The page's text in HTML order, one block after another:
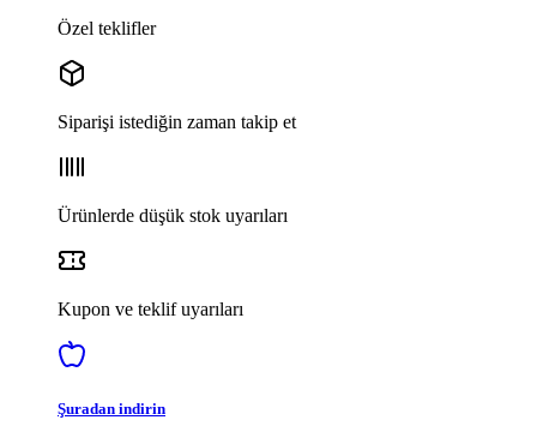
Özel teklifler
Siparişi istediğin zaman takip et
Ürünlerde düşük stok uyarıları
Kupon ve teklif uyarıları
Şuradan indirin